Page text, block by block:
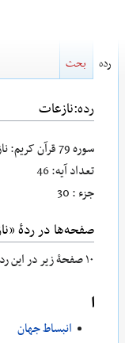
رده:نازعات
پرش
به
ناوبری
پرش
به
جستجو
سوره 79 قرآن کریم: نازعات
تعداد آیه: 46
جزء : 30
صفحه‌ها در ردهٔ
۱۰ صفحۀ زیر در این رده هستند؛ این رده در کل ۱۰ صفحه دارد.
ا
انبساط جهان
رده بحث